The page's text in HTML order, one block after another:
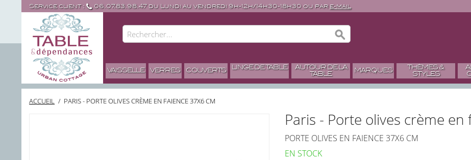
Service client : 06.07.83.98.47 du Lundi au vendredi 9h-12h/14h30-18h30 ou par e-mail
VAISSELLE VERRES COUVERTS LINGE DE TABLE
AUTOUR DE LA
TABLE
MARQUES
THÈMES &
STYLES
ACCUEIL / PARIS - PORTE OLIVES CRÈME EN FAIENCE 37X6 CM
Paris - Porte olives crème en
PORTE OLIVES EN FAIENCE 37X6 CM
EN STOCK